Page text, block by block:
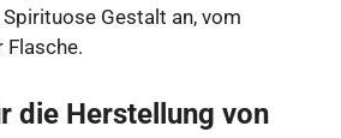
Gestalt an, vom
Flasche.
die Herstellung von